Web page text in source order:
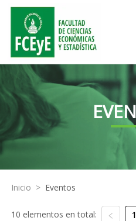
Inicio > Eventos
10 elementos en total: 1